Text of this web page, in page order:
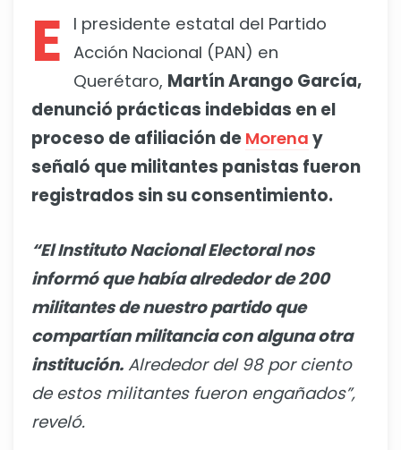
E
l presidente estatal del Partido
Acción Nacional (PAN) en
Querétaro, Martín Arango García,
denunció prácticas indebidas en el
proceso de afiliación de Morena y
señaló que militantes panistas fueron
registrados sin su consentimiento.
“El Instituto Nacional Electoral nos
informó que había alrededor de 200
militantes de nuestro partido que
compartían militancia con alguna otra
institución. Alrededor del 98 por ciento
de estos militantes fueron engañados”,
reveló.